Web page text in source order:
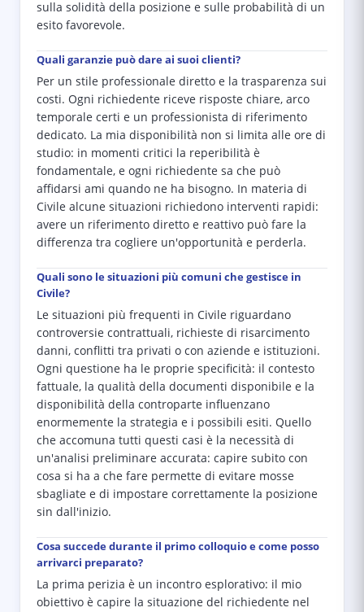
sulla solidità della posizione e sulle probabilità di un
esito favorevole.
Quali garanzie può dare ai suoi clienti?
Per un stile professionale diretto e la trasparenza sui
costi. Ogni richiedente riceve risposte chiare, arco
temporale certi e un professionista di riferimento
dedicato. La mia disponibilità non si limita alle ore di
studio: in momenti critici la reperibilità è
fondamentale, e ogni richiedente sa che può
affidarsi ami quando ne ha bisogno. In materia di
Civile alcune situazioni richiedono interventi rapidi:
avere un riferimento diretto e reattivo può fare la
differenza tra cogliere un'opportunità e perderla.
Quali sono le situazioni più comuni che gestisce in
Civile?
Le situazioni più frequenti in Civile riguardano
controversie contrattuali, richieste di risarcimento
danni, conflitti tra privati o con aziende e istituzioni.
Ogni questione ha le proprie specificità: il contesto
fattuale, la qualità della documenti disponibile e la
disponibilità della controparte influenzano
enormemente la strategia e i possibili esiti. Quello
che accomuna tutti questi casi è la necessità di
un'analisi preliminare accurata: capire subito con
cosa si ha a che fare permette di evitare mosse
sbagliate e di impostare correttamente la posizione
sin dall'inizio.
Cosa succede durante il primo colloquio e come posso
arrivarci preparato?
La prima perizia è un incontro esplorativo: il mio
obiettivo è capire la situazione del richiedente nel